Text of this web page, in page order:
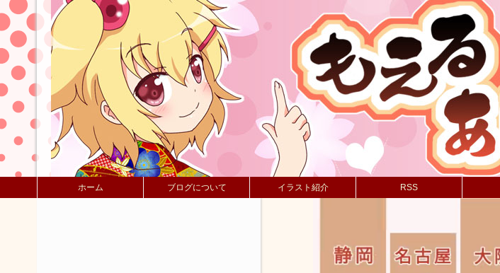
ホーム ブログについて イラスト紹介 RSS